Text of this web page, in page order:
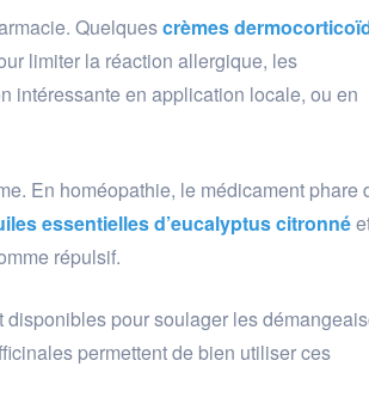
Quelquescrèmes
limiter la réaction allergique, les
intéressante en application locale, ou en
En homéopathie, le médicament phare
essentielles d’eucalyptus citronné
répulsif.
disponibles pour soulager les
permettent de bien utiliser ces